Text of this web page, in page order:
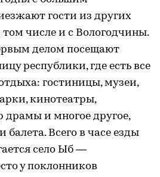
гости из других
том числе и с Вологодчины.
делом посещают
республики, где есть все
гостиницы, музеи,
кинотеатры,
драмы и многое другое,
Всего в часе езды
село Ыб —
у поклонников